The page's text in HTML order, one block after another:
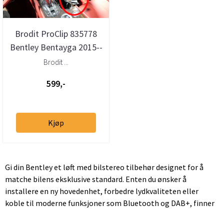
Brodit ProClip 835778
Bentley Bentayga 2015--
> Konsoll
Brodit ...
599,-
Kjøp
Gi din Bentley et løft med bilstereo tilbehør designet for å
matche bilens eksklusive standard. Enten du ønsker å
installere en ny hovedenhet, forbedre lydkvaliteten eller
koble til moderne funksjoner som Bluetooth og DAB+, finner